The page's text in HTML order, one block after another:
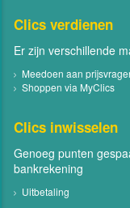
Clics verdienen
Er zijn verschillende
Meedoen aan
Shoppen via MyClics
Clics inwisselen
Genoeg punten
bankrekening
Uitbetaling